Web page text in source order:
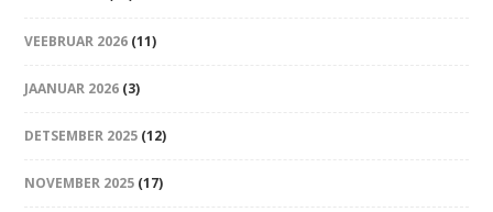
VEEBRUAR 2026 (11)
JAANUAR 2026 (3)
DETSEMBER 2025 (12)
NOVEMBER 2025 (17)